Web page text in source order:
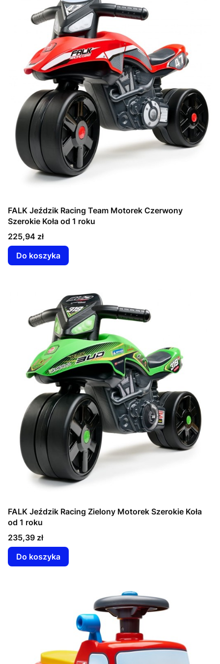
FALK Jeździk Racing Team Motorek Czerwony
Szerokie Koła od 1 roku
Cena
225,94 zł
Do koszyka
FALK Jeździk Racing Zielony Motorek Szerokie Koła
od 1 roku
Cena
235,39 zł
Do koszyka